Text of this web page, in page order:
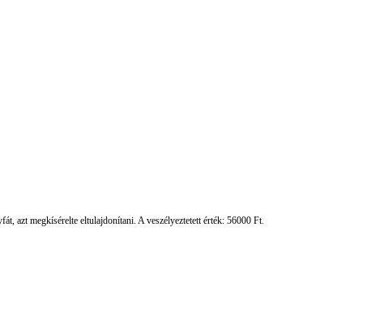
azt megkísérelte eltulajdonítani. A veszélyeztetett érték: 56000 Ft.